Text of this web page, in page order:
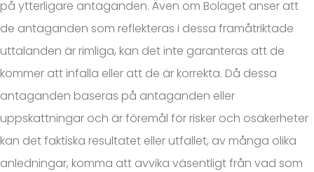
på ytterligare antaganden. Även om Bolaget anser att
de antaganden som reflekteras i dessa framåtriktade
uttalanden är rimliga, kan det inte garanteras att de
kommer att infalla eller att de är korrekta. Då dessa
antaganden baseras på antaganden eller
uppskattningar och är föremål för risker och osäkerheter
kan det faktiska resultatet eller utfallet, av många olika
anledningar, komma att avvika väsentligt från vad som